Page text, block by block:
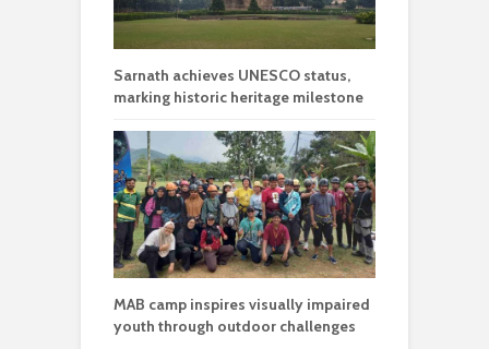
Sarnath achieves UNESCO status,
marking historic heritage milestone
MAB camp inspires visually impaired
youth through outdoor challenges